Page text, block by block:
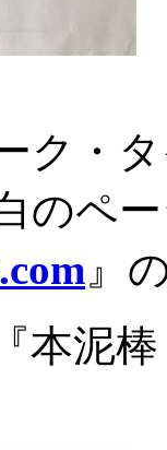
ク・
のペ
』
本泥